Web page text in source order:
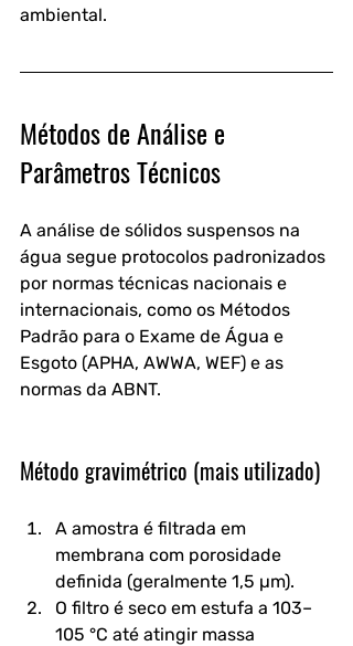
ambiental.
Métodos de Análise e
Parâmetros Técnicos
A análise de sólidos suspensos na
água segue protocolos padronizados
por normas técnicas nacionais e
internacionais, como os Métodos
Padrão para o Exame de Água e
Esgoto (APHA, AWWA, WEF) e as
normas da ABNT.
Método gravimétrico (mais utilizado)
A amostra é filtrada em
membrana com porosidade
definida (geralmente 1,5 µm).
O filtro é seco em estufa a 103–
105 °C até atingir massa